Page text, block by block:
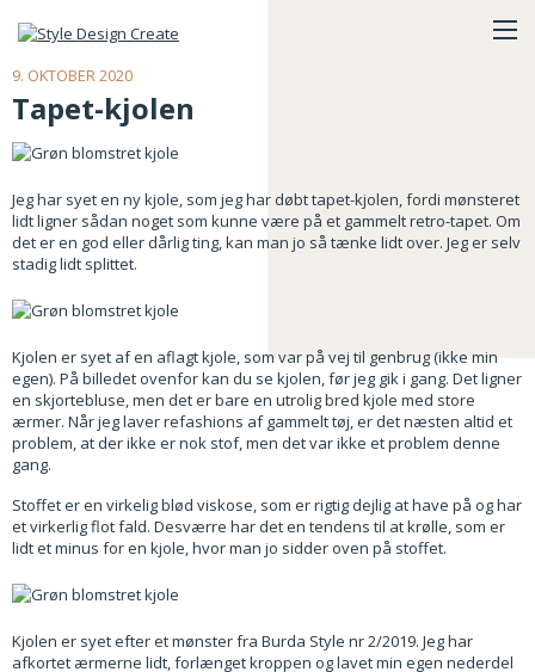
9. OKTOBER 2020
Tapet-kjolen
Jeg har syet en ny kjole, som jeg har døbt tapet-kjolen, fordi mønsteret
lidt ligner sådan noget som kunne være på et gammelt retro-tapet. Om
det er en god eller dårlig ting, kan man jo så tænke lidt over. Jeg er selv
stadig lidt splittet.
Kjolen er syet af en aflagt kjole, som var på vej til genbrug (ikke min
egen). På billedet ovenfor kan du se kjolen, før jeg gik i gang. Det ligner
en skjortebluse, men det er bare en utrolig bred kjole med store
ærmer. Når jeg laver refashions af gammelt tøj, er det næsten altid et
problem, at der ikke er nok stof, men det var ikke et problem denne
gang.
Stoffet er en virkelig blød viskose, som er rigtig dejlig at have på og har
et virkerlig flot fald. Desværre har det en tendens til at krølle, som er
lidt et minus for en kjole, hvor man jo sidder oven på stoffet.
Kjolen er syet efter et mønster fra Burda Style nr 2/2019. Jeg har
afkortet ærmerne lidt, forlænget kroppen og lavet min egen nederdel